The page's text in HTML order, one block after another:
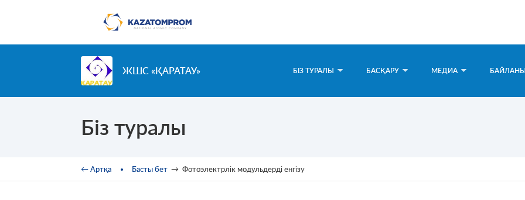
ЖШС «ҚАРАТАУ» БІЗ ТУРАЛЫ БАСҚАРУ МЕДИА
Біз туралы
You are here
← Артқа Басты бет → Фотоэлектрлік модульдерді енгізу